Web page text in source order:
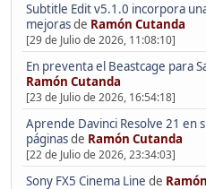
Subtitle Edit v5.1.0 incorpora
mejorasde Ramón Cutanda
[29 de Julio de 2026, 11:08:10]
En preventa el Beastcage para
Ramón Cutanda
[23 de Julio de 2026, 16:54:18]
Aprende Davinci Resolve 21 en
páginasde Ramón Cutanda
[22 de Julio de 2026, 23:34:03]
Sony FX5 Cinema Line de